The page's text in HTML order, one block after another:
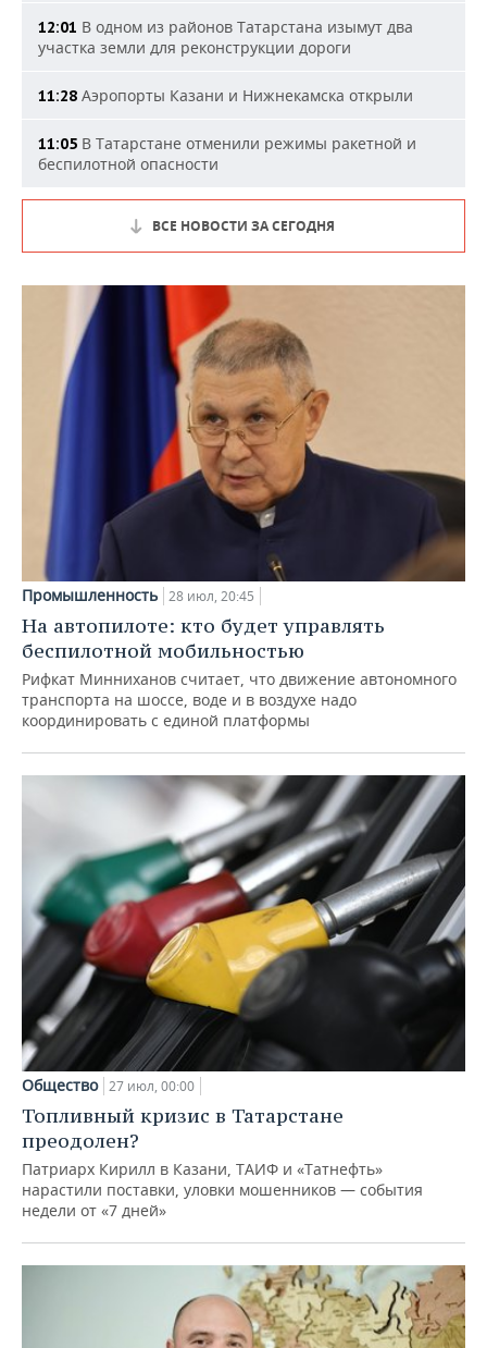
12:01 В одном из районов Татарстана изымут два
участка земли для реконструкции дороги
11:28 Аэропорты Казани и Нижнекамска открыли
11:05 В Татарстане отменили режимы ракетной и
беспилотной опасности
ВСЕ НОВОСТИ ЗА СЕГОДНЯ
Промышленность 28 июл, 20:45
На автопилоте: кто будет управлять
беспилотной мобильностью
Рифкат Минниханов считает, что движение автономного
транспорта на шоссе, воде и в воздухе надо
координировать с единой платформы
Общество 27 июл, 00:00
Топливный кризис в Татарстане
преодолен?
Патриарх Кирилл в Казани, ТАИФ и «Татнефть»
нарастили поставки, уловки мошенников — события
недели от «7 дней»